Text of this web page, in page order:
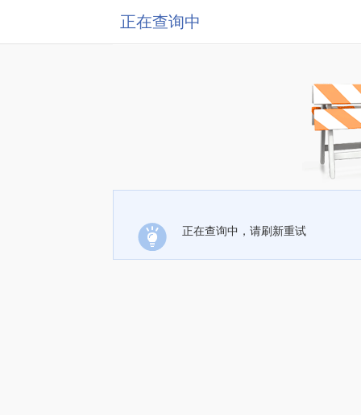
正在查询中
正在查询中，请刷新重试